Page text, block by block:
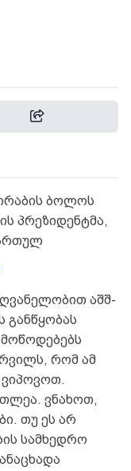
ბოლოს
პრეზიდენტმა,
აშშ-
განწყობას
რომ ამ
ვიპოვოთ.
ვნახოთ,
თუ ეს არ
სამხედრო